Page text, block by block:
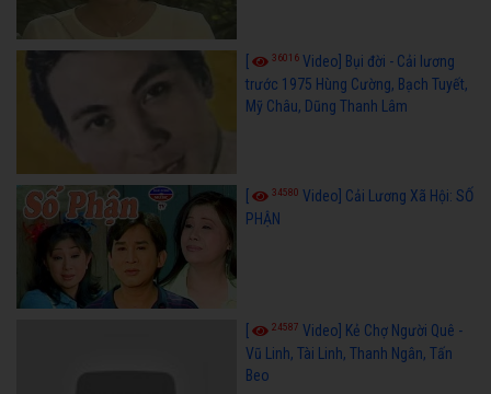
36016 Video] Bụi đời - Cải lương
trước 1975 Hùng Cường, Bạch Tuyết,
Mỹ Châu, Dũng Thanh Lâm
34580 Video] Cải Lương Xã Hội: SỐ
PHẬN
24587 Video] Kẻ Chợ Người Quê -
Vũ Linh, Tài Linh, Thanh Ngân, Tấn
Beo